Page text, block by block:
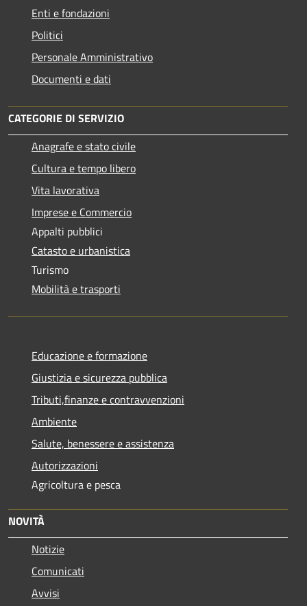
Enti e fondazioni
Politici
Personale Amministrativo
Documenti e dati
CATEGORIE DI SERVIZIO
Anagrafe e stato civile
Cultura e tempo libero
Vita lavorativa
Imprese e Commercio
Appalti pubblici
Catasto e urbanistica
Turismo
Mobilità e trasporti
Educazione e formazione
Giustizia e sicurezza pubblica
Tributi,finanze e contravvenzioni
Ambiente
Salute, benessere e assistenza
Autorizzazioni
Agricoltura e pesca
NOVITÀ
Notizie
Comunicati
Avvisi